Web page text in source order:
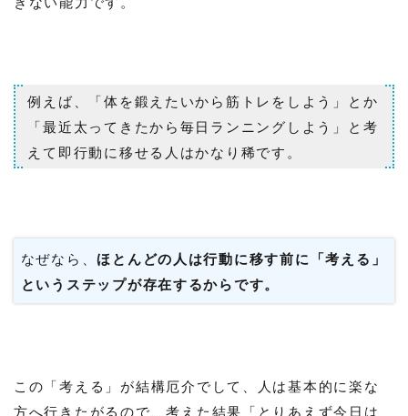
例えば、「体を鍛えたいから筋トレをしよう」とか
「最近太ってきたから毎日ランニングしよう」と考
えて即行動に移せる人はかなり稀です。
なぜなら、ほとんどの人は行動に移す前に「考える」
というステップが存在するからです。
この「考える」が結構厄介でして、人は基本的に楽な
方へ行きたがるので、考えた結果「とりあえず今日は